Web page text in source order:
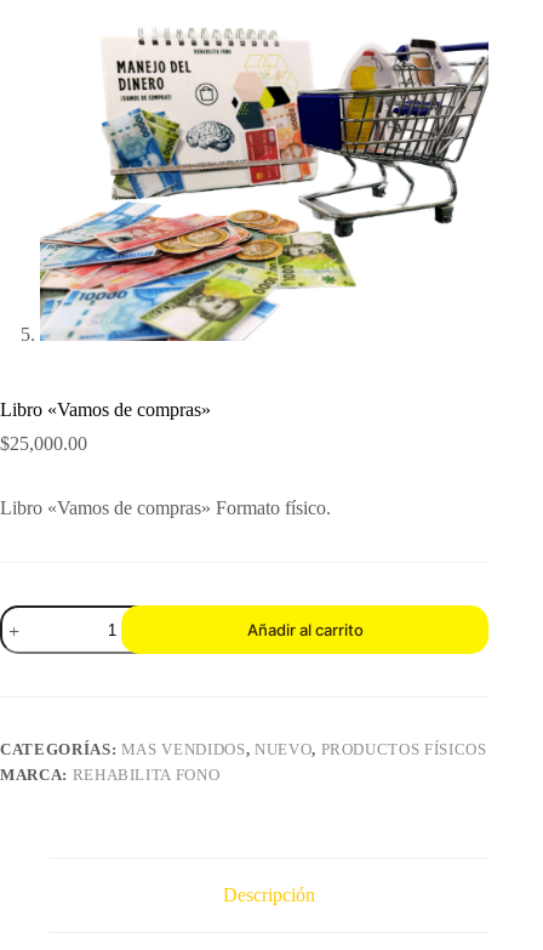
Libro «Vamos de compras»
$25,000.00
Libro «Vamos de compras» Formato físico.
Libro
"Vamos
de
Añadir al carrito
CATEGORÍAS: MAS VENDIDOS, NUEVO, PRODUCTOS FÍSICOS
MARCA: REHABILITA FONO
Descripción